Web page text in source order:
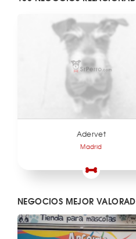
Adervet
Madrid
NEGOCIOS MEJOR